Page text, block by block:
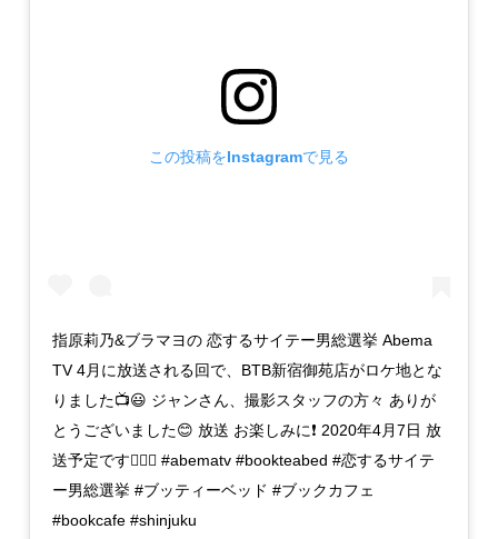
この投稿をInstagramで見る
指原莉乃&ブラマヨの 恋するサイテー男総選挙 Abema
TV 4月に放送される回で、BTB新宿御苑店がロケ地とな
りました📺😃 ジャンさん、撮影スタッフの方々 ありが
とうございました😊 放送 お楽しみに❗️ 2020年4月7日 放
送予定です🙋🏽‍♂️ #abematv #bookteabed #恋するサイテ
ー男総選挙 #ブッティーベッド #ブックカフェ
#bookcafe #shinjuku